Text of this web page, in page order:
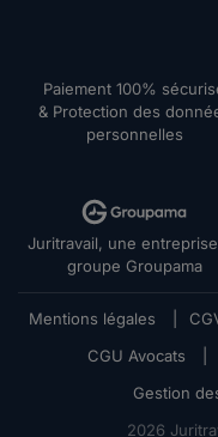
Paiement 100%
& Protection des
personnelles
Juritravail, une
groupe Groupama
Mentions légales
CGU Avocats
Gestion
2026